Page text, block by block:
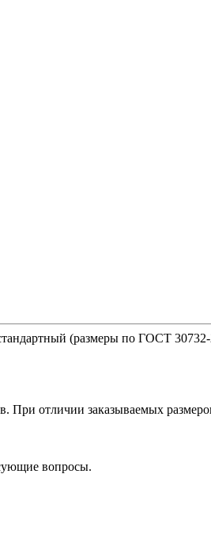
(размеры по ГОСТ
отличии заказываемых
вопросы.